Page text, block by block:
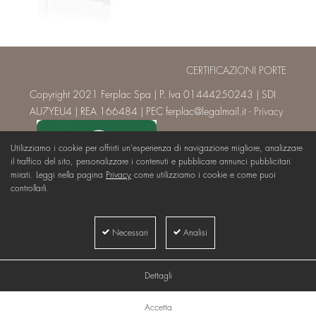
Utilizziamo i cookie per offrirti un'esperienza di navigazione migliore, analizzare
il traffico del sito, personalizzare i contenuti e pubblicare annunci pubblicitari
mirati. Leggi nella pagina Privacy come utilizziamo i cookie e come puoi
controllarli.
Necessari Analisi
Dettagli
Accetta
CERTIFICAZIONI PORTE
Copyright 2021 Ferplac Spa | P. Iva 01444250243 | SDI
AU7YEU4 | REA 166484 | PEC ferplac@legalmail.it - Privacy